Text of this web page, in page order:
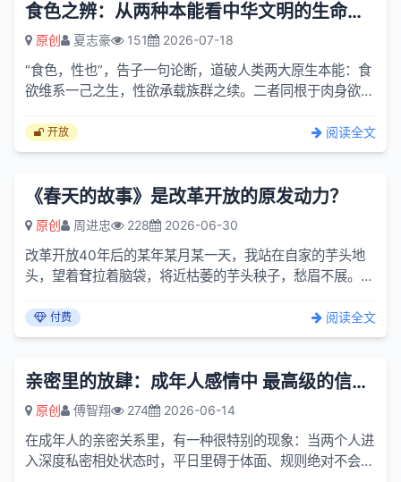
食色之辨：从两种本能看中华文明的生命秩序与精神伦理
原创 夏志豪 151 2026-07-18
“食色，性也”，告子一句论断，道破人类两大原生本能：食
欲维系一己之生，性欲承载族群之续。二者同根于肉身欲
文化逻...
开放 阅读全文
《春天的故事》是改革开放的原发动力？
原创 周进忠 228 2026-06-30
改革开放40年后的某年某月某一天，我站在自家的芋头地
头，望着耷拉着脑袋，将近枯萎的芋头秧子，愁眉不展。改
40年，改革...
付费 阅读全文
亲密里的放肆：成年人感情中 最高级的信任从无需伪装开始
原创 傅智翔 274 2026-06-14
在成年人的亲密关系里，有一种很特别的现象：当两个人进
入深度私密相处状态时，平日里碍于体面、规则绝对不会说